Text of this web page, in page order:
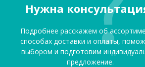
Нужна
Подробнее расскажем об
способах доставки и оплаты,
выбором и подготовим
предложение.